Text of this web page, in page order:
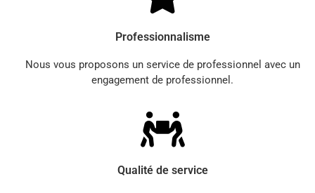
Professionnalisme
Nous vous proposons un service de professionnel avec un
engagement de professionnel.
Qualité de service